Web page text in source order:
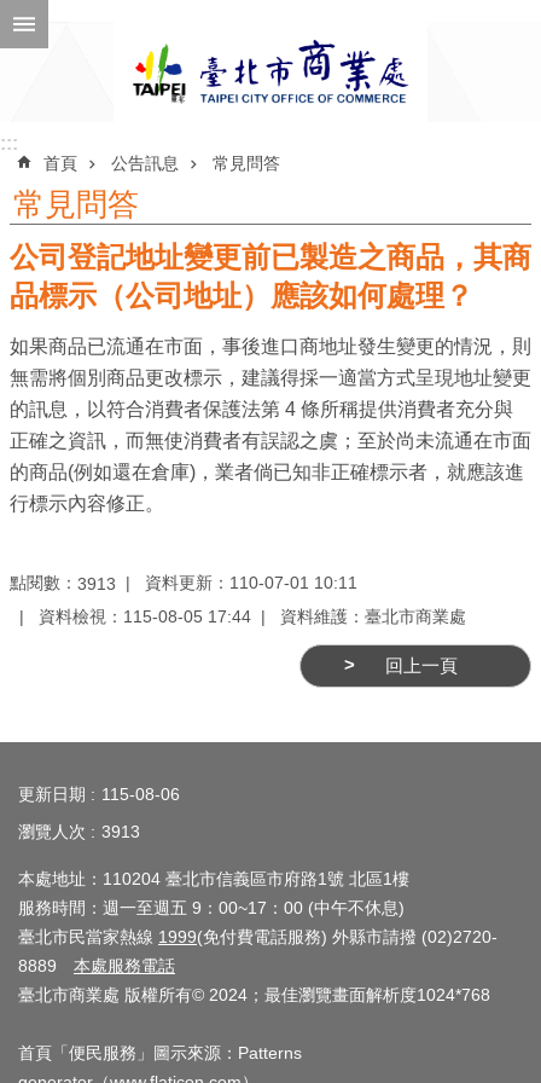
跳到主要內容區塊
公
告
息
機
關
介
紹
務
資
務
公
司
及
商
業
登
服
::::::
首頁 公告訊息 常見問答
常見問答
公司登記地址變更前已製造之商品，其商
品標示（公司地址）應該如何處理？
如果商品已流通在市面，事後進口商地址發生變更的情況，則
無需將個別商品更改標示，建議得採一適當方式呈現地址變更
的訊息，以符合消費者保護法第 4 條所稱提供消費者充分與
正確之資訊，而無使消費者有誤認之虞；至於尚未流通在市面
的商品(例如還在倉庫)，業者倘已知非正確標示者，就應該進
行標示內容修正。
點閱數： 3913
資料更新：110-07-01 10:11
資料檢視：115-08-05 17:44
資料維護：臺北市商業處
回上一頁
更新日期
115-08-06
瀏覽人次
3913
本處地址：110204 臺北市信義區市府路1號 北區1樓
服務時間：週一至週五 9：00~17：00 (中午不休息)
臺北市民當家熱線 1999(免付費電話服務) 外縣市請撥 (02)2720-
8889 本處服務電話
臺北市商業處 版權所有© 2024；最佳瀏覽畫面解析度1024*768
首頁「便民服務」圖示來源：Patterns